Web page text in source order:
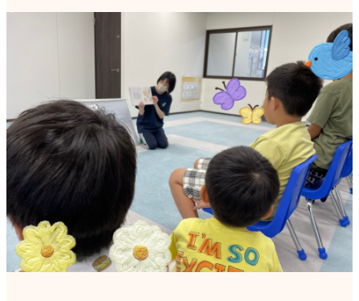
障がい者支援
施設一覧
会社概要
お知らせ
採用情報
施設空き状況はこちら
見学申込・お問合せ